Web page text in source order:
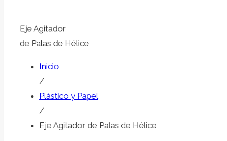
Eje Agitador
de Palas de Hélice
Inicio
/
Plástico y Papel
/
Eje Agitador de Palas de Hélice